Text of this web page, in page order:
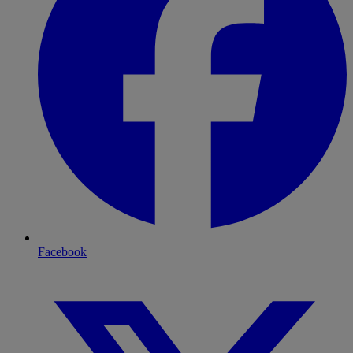
Facebook